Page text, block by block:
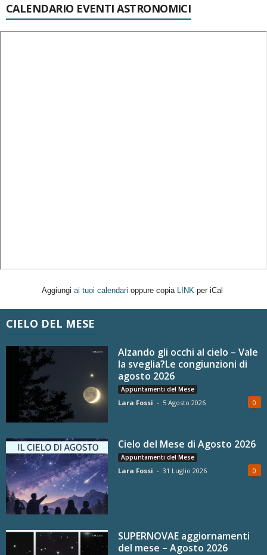
CALENDARIO EVENTI ASTRONOMICI
Aggiungi ai tuoi calendari oppure copia LINK per iCal
CIELO DEL MESE
Alzando gli occhi al cielo – Vale
la sveglia?Le congiunzioni di
agosto 2026
Appuntamenti del Mese
Lara Fossi - 5 Agosto 2026 0
Cielo del Mese di Agosto 2026
Appuntamenti del Mese
Lara Fossi - 31 Luglio 2026 0
SUPERNOVAE aggiornamenti
del mese – Agosto 2026